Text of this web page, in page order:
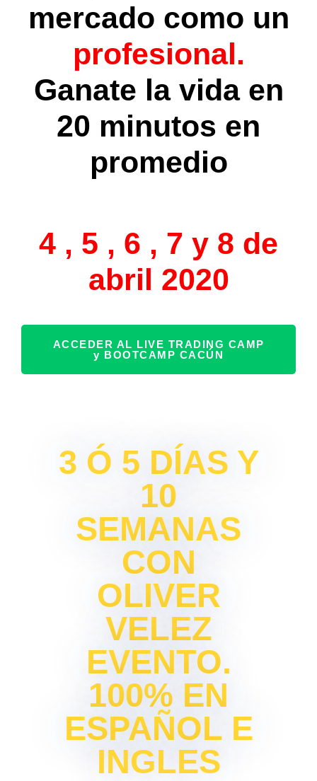
mercado como un
profesional.
Ganate la vida en
20 minutos en
promedio
4 , 5 , 6 , 7 y 8 de
abril 2020
ACCEDER AL LIVE TRADING CAMP
y BOOTCAMP CACÚN
3 Ó 5 DÍAS Y
10
SEMANAS
CON
OLIVER
VELEZ
EVENTO.
100% EN
ESPAÑOL E
INGLES